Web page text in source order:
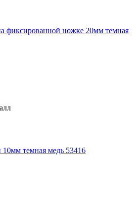
фиксированной ножке 20мм темная
темная медь 53416